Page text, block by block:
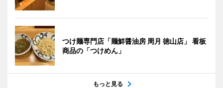
つけ麺専門店「麺鮮醤油房 周月 徳山店」 看板
商品の「つけめん」
もっと見る